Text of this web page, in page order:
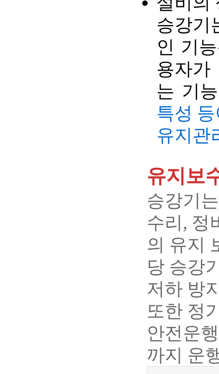
승강기
인 기
용자가
는 기
특성
유지관
유지보
승강기
수리, 정
의 유지
당 승강
저하 방
또한 정
안전운
까지 운